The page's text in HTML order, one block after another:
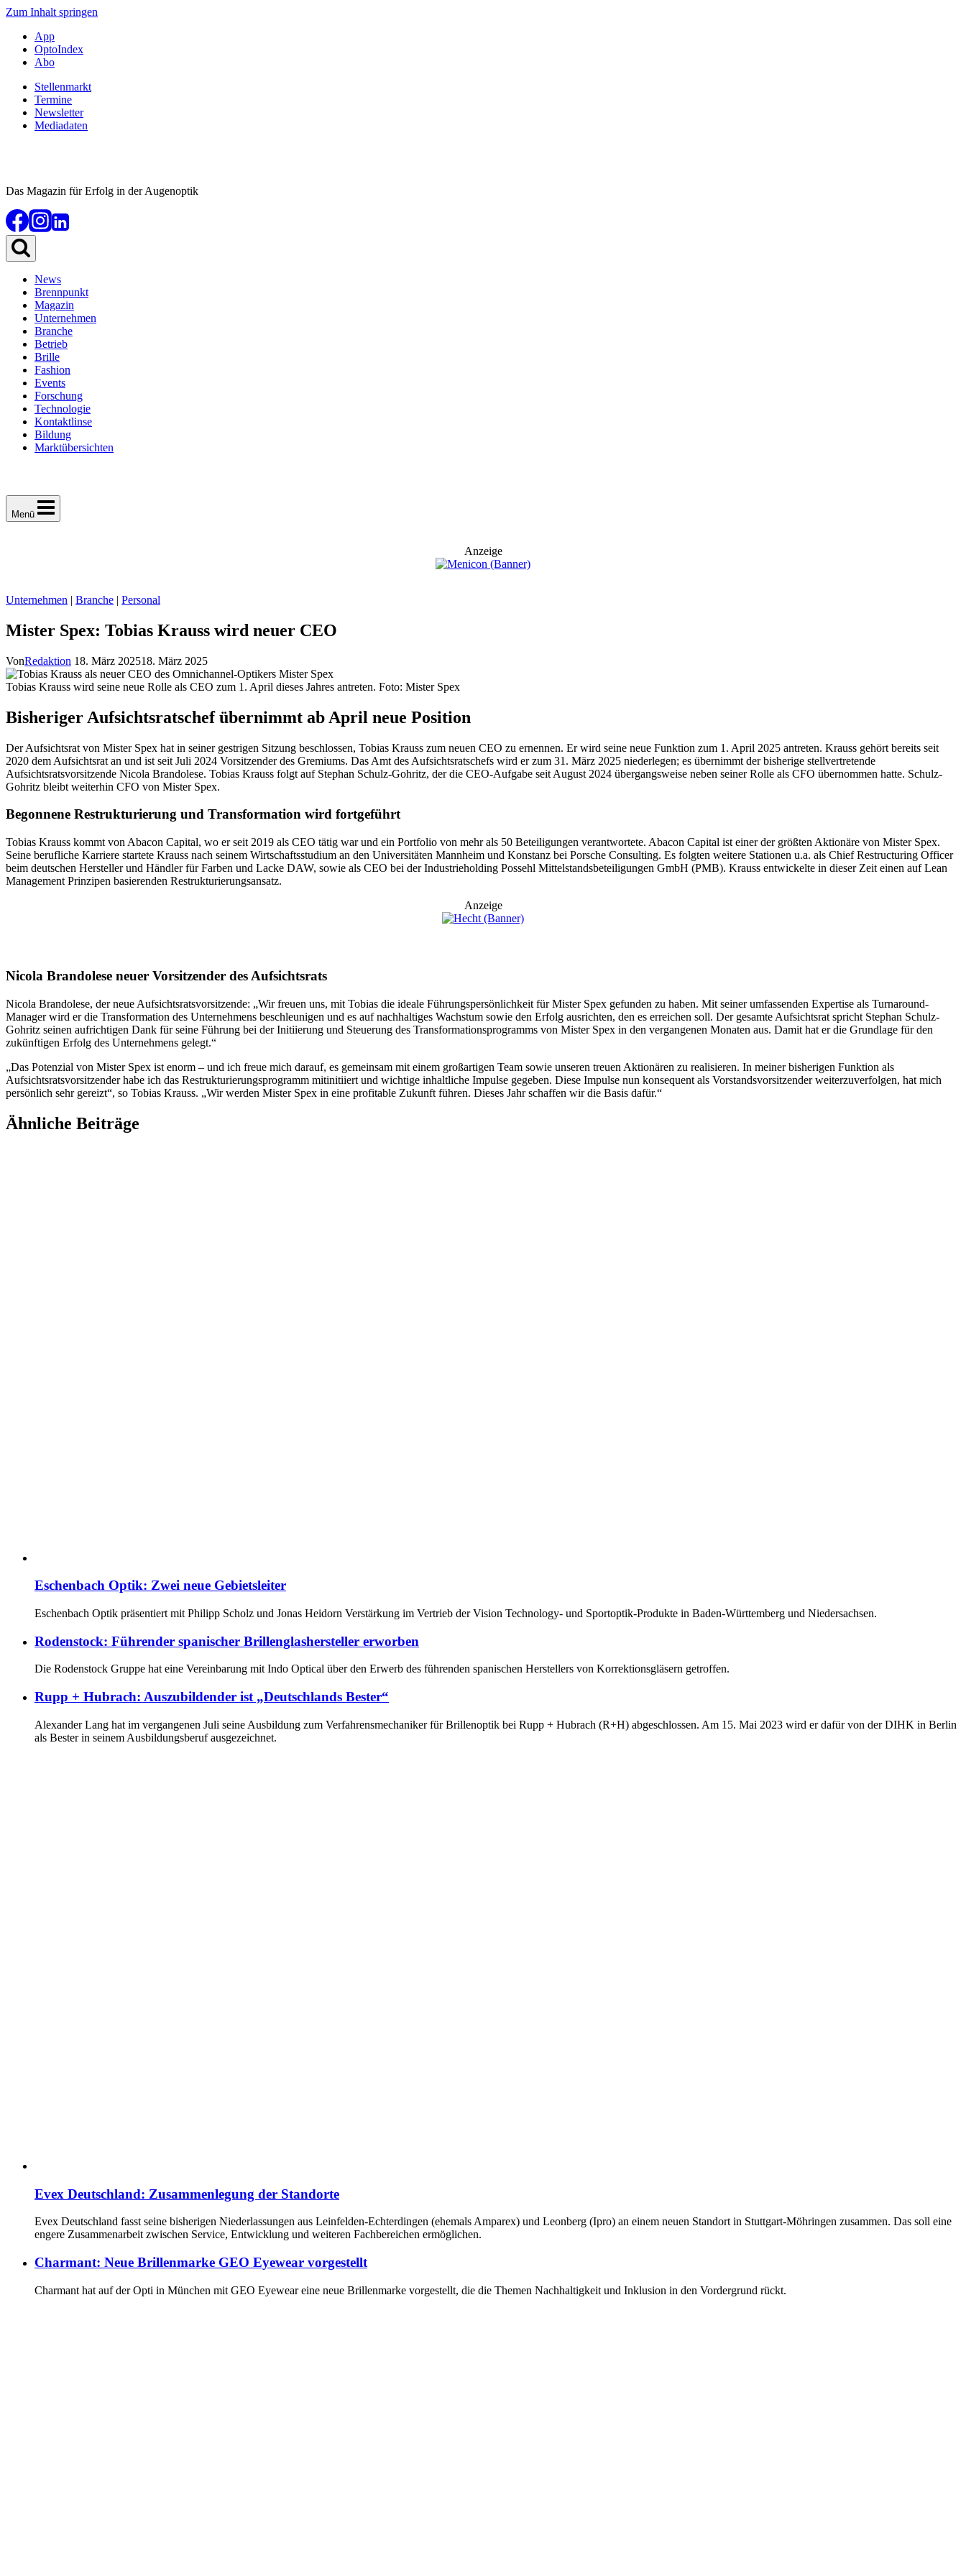
Zum Inhalt springen
App
OptoIndex
Abo
Stellenmarkt
Termine
Newsletter
Mediadaten
Das Magazin für Erfolg in der Augenoptik
News
Brennpunkt
Magazin
Unternehmen
Branche
Betrieb
Brille
Fashion
Events
Forschung
Technologie
Kontaktlinse
Bildung
Marktübersichten
Menü
Anzeige
Unternehmen | Branche | Personal
Mister Spex: Tobias Krauss wird neuer CEO
VonRedaktion 18. März 202518. März 2025
Tobias Krauss wird seine neue Rolle als CEO zum 1. April dieses Jahres antreten. Foto: Mister Spex
Bisheriger Aufsichtsratschef übernimmt ab April neue Position
Der Aufsichtsrat von Mister Spex hat in seiner gestrigen Sitzung beschlossen, Tobias Krauss zum neuen CEO zu ernennen. Er wird seine neue Funktion zum 1. April 2025 antreten. Krauss gehört bereits seit
2020 dem Aufsichtsrat an und ist seit Juli 2024 Vorsitzender des Gremiums. Das Amt des Aufsichtsratschefs wird er zum 31. März 2025 niederlegen; es übernimmt der bisherige stellvertretende
Aufsichtsratsvorsitzende Nicola Brandolese. Tobias Krauss folgt auf Stephan Schulz-Gohritz, der die CEO-Aufgabe seit August 2024 übergangsweise neben seiner Rolle als CFO übernommen hatte. Schulz-
Gohritz bleibt weiterhin CFO von Mister Spex.
Begonnene Restrukturierung und Transformation wird fortgeführt
Tobias Krauss kommt von Abacon Capital, wo er seit 2019 als CEO tätig war und ein Portfolio von mehr als 50 Beteiligungen verantwortete. Abacon Capital ist einer der größten Aktionäre von Mister Spex.
Seine berufliche Karriere startete Krauss nach seinem Wirtschaftsstudium an den Universitäten Mannheim und Konstanz bei Porsche Consulting. Es folgten weitere Stationen u.a. als Chief Restructuring Officer
beim deutschen Hersteller und Händler für Farben und Lacke DAW, sowie als CEO bei der Industrieholding Possehl Mittelstandsbeteiligungen GmbH (PMB). Krauss entwickelte in dieser Zeit einen auf Lean
Management Prinzipen basierenden Restrukturierungsansatz.
Anzeige
Nicola Brandolese neuer Vorsitzender des Aufsichtsrats
Nicola Brandolese, der neue Aufsichtsratsvorsitzende: „Wir freuen uns, mit Tobias die ideale Führungspersönlichkeit für Mister Spex gefunden zu haben. Mit seiner umfassenden Expertise als Turnaround-
Manager wird er die Transformation des Unternehmens beschleunigen und es auf nachhaltiges Wachstum sowie den Erfolg ausrichten, den es erreichen soll. Der gesamte Aufsichtsrat spricht Stephan Schulz-
Gohritz seinen aufrichtigen Dank für seine Führung bei der Initiierung und Steuerung des Transformationsprogramms von Mister Spex in den vergangenen Monaten aus. Damit hat er die Grundlage für den
zukünftigen Erfolg des Unternehmens gelegt.“
„Das Potenzial von Mister Spex ist enorm – und ich freue mich darauf, es gemeinsam mit einem großartigen Team sowie unseren treuen Aktionären zu realisieren. In meiner bisherigen Funktion als
Aufsichtsratsvorsitzender habe ich das Restrukturierungsprogramm mitinitiiert und wichtige inhaltliche Impulse gegeben. Diese Impulse nun konsequent als Vorstandsvorsitzender weiterzuverfolgen, hat mich
persönlich sehr gereizt“, so Tobias Krauss. „Wir werden Mister Spex in eine profitable Zukunft führen. Dieses Jahr schaffen wir die Basis dafür.“
Ähnliche Beiträge
Eschenbach Optik: Zwei neue Gebietsleiter
Eschenbach Optik präsentiert mit Philipp Scholz und Jonas Heidorn Verstärkung im Vertrieb der Vision Technology- und Sportoptik-Produkte in Baden-Württemberg und Niedersachsen.
Rodenstock: Führender spanischer Brillenglashersteller erworben
Die Rodenstock Gruppe hat eine Vereinbarung mit Indo Optical über den Erwerb des führenden spanischen Herstellers von Korrektionsgläsern getroffen.
Rupp + Hubrach: Auszubildender ist „Deutschlands Bester“
Alexander Lang hat im vergangenen Juli seine Ausbildung zum Verfahrensmechaniker für Brillenoptik bei Rupp + Hubrach (R+H) abgeschlossen. Am 15. Mai 2023 wird er dafür von der DIHK in Berlin
als Bester in seinem Ausbildungsberuf ausgezeichnet.
Evex Deutschland: Zusammenlegung der Standorte
Evex Deutschland fasst seine bisherigen Niederlassungen aus Leinfelden-Echterdingen (ehemals Amparex) und Leonberg (Ipro) an einem neuen Standort in Stuttgart-Möhringen zusammen. Das soll eine
engere Zusammenarbeit zwischen Service, Entwicklung und weiteren Fachbereichen ermöglichen.
Charmant: Neue Brillenmarke GEO Eyewear vorgestellt
Charmant hat auf der Opti in München mit GEO Eyewear eine neue Brillenmarke vorgestellt, die die Themen Nachhaltigkeit und Inklusion in den Vordergrund rückt.